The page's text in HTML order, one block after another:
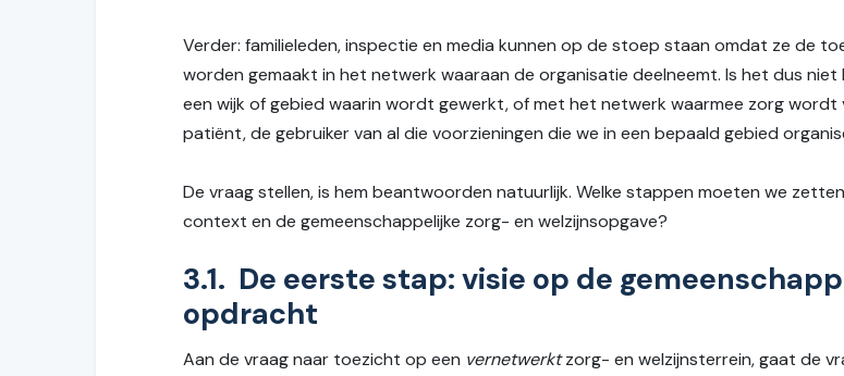
Verder: familieleden, inspectie en media kunnen op de stoep staan omdat ze de
worden gemaakt in het netwerk waaraan de organisatie deelneemt. Is het dus
een wijk of gebied waarin wordt gewerkt, of met het netwerk waarmee zorg
patiënt, de gebruiker van al die voorzieningen die we in een bepaald gebied
De vraag stellen, is hem beantwoorden natuurlijk. Welke stappen moeten we
context en de gemeenschappelijke zorg- en welzijnsopgave?
3.1. De eerste stap: visie op de
opdracht
Aan de vraag naar toezicht op een vernetwerktzorg- en welzijnsterrein, gaat de